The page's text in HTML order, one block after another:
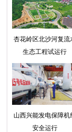
杏花岭区北沙河复流
生态工程试运行
山西兴能发电保障机
安全运行